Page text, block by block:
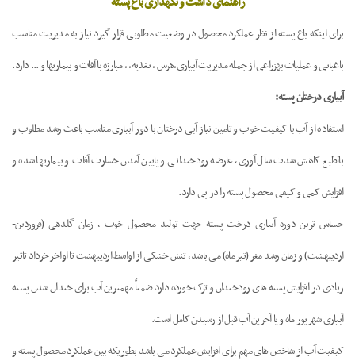
برای اینکه باغ پسته از نظر عملکرد محصول در وضعیت مطلوبی قرار گیرد نیاز به مدیریت مناسب
باغبانی و عملیات بهزراعی از جمله مدیریت آبیاری،هرس ، تغذیه، ، مبارزه با آفات و بیماریها و ... دارد.
آبیاری درختان پسته:
استفاده از آب با کیفیت خوب و تامین نیاز آبی درختان با دور آبیاری مناسب باعث رشد مطلوب و
بالطبع کاهش شدت سال آوری، عارضه زودخندانی و پایین آمدن خسارت آفات و بیماریها شده و
افزایش کمی و کیفی محصول پسته را در پی دارد.
حساس ترین دوره آبیاری درخت پسته جهت تولید محصول خوب ، زمان گلدهی (فروردین-
اردیبهشت) و زمان رشد مغز (تیر ماه) می باشد، تنش خشکی از اواسط اردیبهشت تا اواخر خرداد تاثیر
زیادی در افزایش پسته های زودخندان و ترک خورده دارد ضمناً مهمترین آب برای خندان شدن پسته
آبیاری شهریور ماه و یا آخرین آب قبل از رسیدن کامل است.
کیفیت آب از شاخص های مهم برای افزایش عملکرد می باشد بطوریکه بین عملکرد محصول پسته و